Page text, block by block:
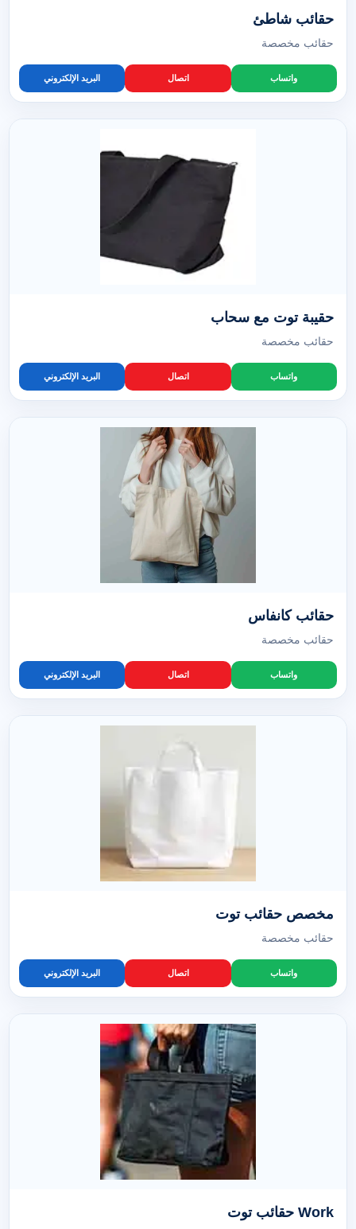
حقائب شاطئ
حقائب مخصصة
واتساب اتصال البريد الإلكتروني
حقيبة توت مع سحاب
حقائب مخصصة
واتساب اتصال البريد الإلكتروني
حقائب كانفاس
حقائب مخصصة
واتساب اتصال البريد الإلكتروني
مخصص حقائب توت
حقائب مخصصة
واتساب اتصال البريد الإلكتروني
Work حقائب توت